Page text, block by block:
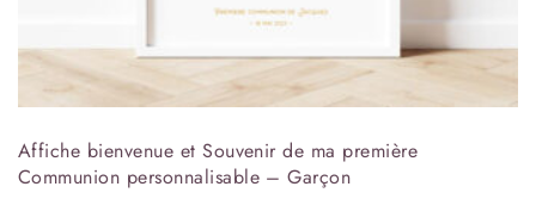
Affiche bienvenue et Souvenir de ma première
Communion personnalisable – Garçon